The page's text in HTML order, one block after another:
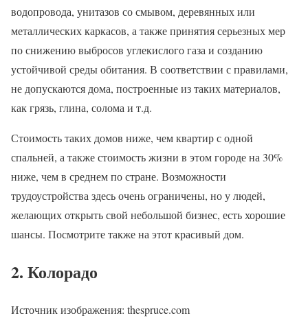
водопровода, унитазов со смывом, деревянных или
металлических каркасов, а также принятия серьезных мер
по снижению выбросов углекислого газа и созданию
устойчивой среды обитания. В соответствии с правилами,
не допускаются дома, построенные из таких материалов,
как грязь, глина, солома и т.д.
Стоимость таких домов ниже, чем квартир с одной
спальней, а также стоимость жизни в этом городе на 30%
ниже, чем в среднем по стране. Возможности
трудоустройства здесь очень ограничены, но у людей,
желающих открыть свой небольшой бизнес, есть хорошие
шансы. Посмотрите также на этот красивый дом.
2. Колорадо
Источник изображения: thespruce.com